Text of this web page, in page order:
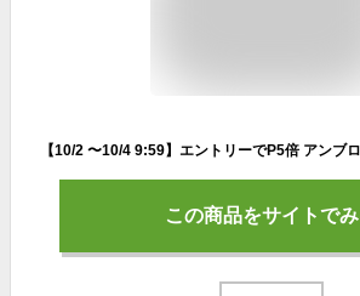
この商品をサイトで